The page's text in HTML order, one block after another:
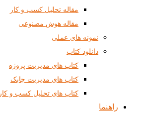
مقاله تحلیل کسب و کار
مقاله هوش مصنوعی
نمونه های عملی
دانلود کتاب
کتاب های مدیریت پروژه
کتاب های مدیریت چابک
کتاب های تحلیل کسب و کار
راهنما